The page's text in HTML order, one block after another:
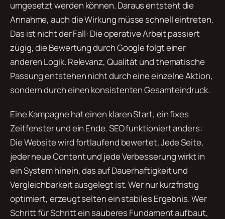
umgesetzt werden können. Daraus entsteht die
Annahme, auch die Wirkung müsse schnell eintreten.
Das ist nicht der Fall: Die operative Arbeit passiert
zügig, die Bewertung durch Google folgt einer
anderen Logik. Relevanz, Qualität und thematische
Passung entstehen nicht durch eine einzelne Aktion,
sondern durch einen konsistenten Gesamteindruck.
Eine Kampagne hat einen klaren Start, ein fixes
Zeitfenster und ein Ende. SEO funktioniert anders:
Die Website wird fortlaufend bewertet. Jede Seite,
jeder neue Content und jede Verbesserung wirkt in
ein System hinein, das auf Dauerhaftigkeit und
Vergleichbarkeit ausgelegt ist. Wer nur kurzfristig
optimiert, erzeugt selten ein stabiles Ergebnis. Wer
Schritt für Schritt ein sauberes Fundament aufbaut,